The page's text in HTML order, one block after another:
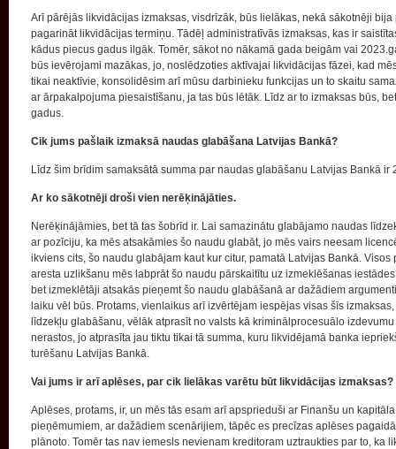
Arī pārējās likvidācijas izmaksas, visdrīzāk, būs lielākas, nekā sākotnēji
pagarināt likvidācijas termiņu. Tādēļ administratīvās izmaksas, kas ir
kādus piecus gadus ilgāk. Tomēr, sākot no nākamā gada beigām vai
būs ievērojami mazākas, jo, noslēdzoties aktīvajai likvidācijas fāzei, kad
tikai neaktīvie, konsolidēsim arī mūsu darbinieku funkcijas un to skaitu
ar ārpakalpojuma piesaistīšanu, ja tas būs lētāk. Līdz ar to izmaksas būs,
gadus.
Cik jums pašlaik izmaksā naudas glabāšana Latvijas Bankā?
Līdz šim brīdim samaksātā summa par naudas glabāšanu Latvijas Bankā ir
Ar ko sākotnēji droši vien nerēķinājāties.
Nerēķinājāmies, bet tā tas šobrīd ir. Lai samazinātu glabājamo naudas
ar pozīciju, ka mēs atsakāmies šo naudu glabāt, jo mēs vairs neesam
ikviens cits, šo naudu glabājam kaut kur citur, pamatā Latvijas Bankā.
aresta uzlikšanu mēs labprāt šo naudu pārskaitītu uz izmeklēšanas
bet izmeklētāji atsakās pieņemt šo naudu glabāšanā ar dažādiem
laiku vēl būs. Protams, vienlaikus arī izvērtējam iespējas visas šīs
līdzekļu glabāšanu, vēlāk atprasīt no valsts kā kriminālprocesuālo
nerastos, jo atprasīta jau tiktu tikai tā summa, kuru likvidējamā banka
turēšanu Latvijas Bankā.
Vai jums ir arī aplēses, par cik lielākas varētu būt likvidācijas izmaksas?
Aplēses, protams, ir, un mēs tās esam arī apsprieduši ar Finanšu un
pieņēmumiem, ar dažādiem scenārijiem, tāpēc es precīzas aplēses
plānoto. Tomēr tas nav iemesls nevienam kreditoram uztraukties par to, ka